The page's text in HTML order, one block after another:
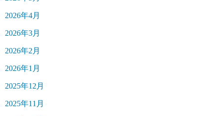
2026年4月
2026年3月
2026年2月
2026年1月
2025年12月
2025年11月